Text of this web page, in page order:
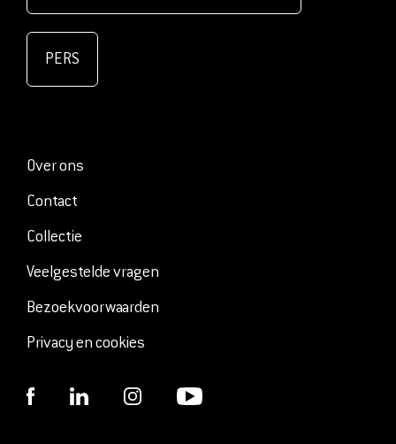
PERS
Over ons
Contact
Collectie
Veelgestelde vragen
Bezoekvoorwaarden
Privacy en cookies